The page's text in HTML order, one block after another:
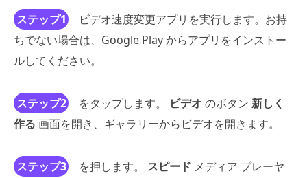
ステップ1
ビデオ速度変更アプリを実行します。お持
ちでない場合は、Google Play からアプリをインストー
ルしてください。
ステップ2 をタップします。 ビデオ のボタン 新しく
作る 画面を開き、ギャラリーからビデオを開きます。
ステップ3 を押します。 スピード メディア プレーヤ